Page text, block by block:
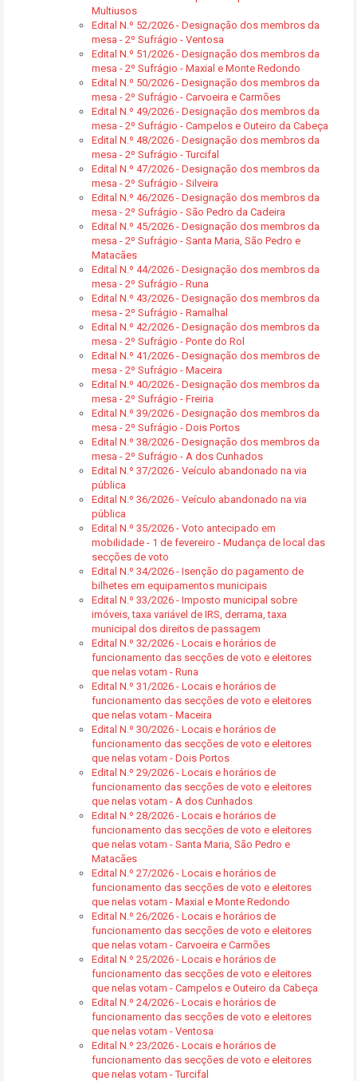
Multiusos
Edital N.º 52/2026 - Designação dos membros da
mesa - 2º Sufrágio - Ventosa
Edital N.º 51/2026 - Designação dos membros da
mesa - 2º Sufrágio - Maxial e Monte Redondo
Edital N.º 50/2026 - Designação dos membros da
mesa - 2º Sufrágio - Carvoeira e Carmões
Edital N.º 49/2026 - Designação dos membros da
mesa - 2º Sufrágio - Campelos e Outeiro da Cabeça
Edital N.º 48/2026 - Designação dos membros da
mesa - 2º Sufrágio - Turcifal
Edital N.º 47/2026 - Designação dos membros da
mesa - 2º Sufrágio - Silveira
Edital N.º 46/2026 - Designação dos membros da
mesa - 2º Sufrágio - São Pedro da Cadeira
Edital N.º 45/2026 - Designação dos membros da
mesa - 2º Sufrágio - Santa Maria, São Pedro e
Matacães
Edital N.º 44/2026 - Designação dos membros da
mesa - 2º Sufrágio - Runa
Edital N.º 43/2026 - Designação dos membros da
mesa - 2º Sufrágio - Ramalhal
Edital N.º 42/2026 - Designação dos membros da
mesa - 2º Sufrágio - Ponte do Rol
Edital N.º 41/2026 - Designação dos membros de
mesa - 2º Sufrágio - Maceira
Edital N.º 40/2026 - Designação dos membros da
mesa - 2º Sufrágio - Freiria
Edital N.º 39/2026 - Designação dos membros da
mesa - 2º Sufrágio - Dois Portos
Edital N.º 38/2026 - Designação dos membros da
mesa - 2º Sufrágio - A dos Cunhados
Edital N.º 37/2026 - Veículo abandonado na via
pública
Edital N.º 36/2026 - Veículo abandonado na via
pública
Edital N.º 35/2026 - Voto antecipado em
mobilidade - 1 de fevereiro - Mudança de local das
secções de voto
Edital N.º 34/2026 - Isenção do pagamento de
bilhetes em equipamentos municipais
Edital N.º 33/2026 - Imposto municipal sobre
imóveis, taxa variável de IRS, derrama, taxa
municipal dos direitos de passagem
Edital N.º 32/2026 - Locais e horários de
funcionamento das secções de voto e eleitores
que nelas votam - Runa
Edital N.º 31/2026 - Locais e horários de
funcionamento das secções de voto e eleitores
que nelas votam - Maceira
Edital N.º 30/2026 - Locais e horários de
funcionamento das secções de voto e eleitores
que nelas votam - Dois Portos
Edital N.º 29/2026 - Locais e horários de
funcionamento das secções de voto e eleitores
que nelas votam - A dos Cunhados
Edital N.º 28/2026 - Locais e horários de
funcionamento das secções de voto e eleitores
que nelas votam - Santa Maria, São Pedro e
Matacães
Edital N.º 27/2026 - Locais e horários de
funcionamento das secções de voto e eleitores
que nelas votam - Maxial e Monte Redondo
Edital N.º 26/2026 - Locais e horários de
funcionamento das secções de voto e eleitores
que nelas votam - Carvoeira e Carmões
Edital N.º 25/2026 - Locais e horários de
funcionamento das secções de voto e eleitores
que nelas votam - Campelos e Outeiro da Cabeça
Edital N.º 24/2026 - Locais e horários de
funcionamento das secções de voto e eleitores
que nelas votam - Ventosa
Edital N.º 23/2026 - Locais e horários de
funcionamento das secções de voto e eleitores
que nelas votam - Turcifal